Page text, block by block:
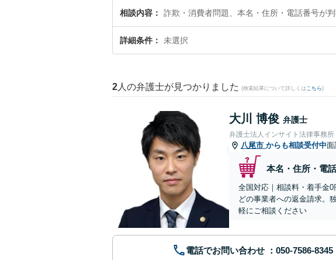
相談内容 詐欺・消費者問題、本名・住所・電話番号が判
詳細条件 未選択
2 人の弁護士が見つかりました (検索結果について詳しくは こちら)
大川 博俊 弁護士
弁護士法人インサイト法律事務所
八尾市 からも相談受付中面
本名・住所・電
全国対応｜相談料・着手金
どの事業者への返金請求。
軽にご相談ください
電話でお問い合わせ